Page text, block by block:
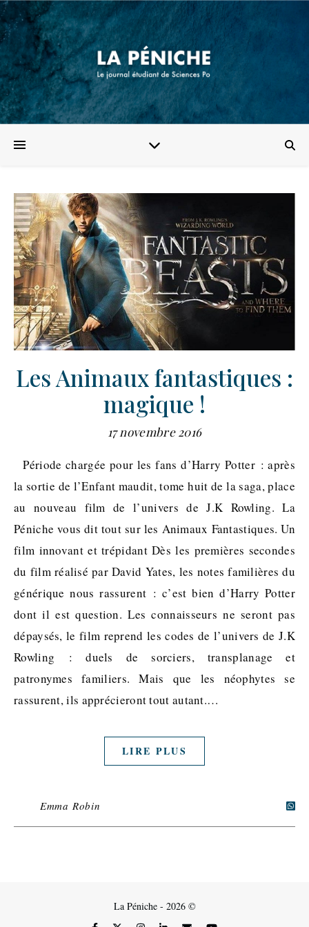
Les Animaux fantastiques :
magique !
17 novembre 2016
Période chargée pour les fans d’Harry Potter : après
la sortie de l’Enfant maudit, tome huit de la saga, place
au nouveau film de l’univers de J.K Rowling. La
Péniche vous dit tout sur les Animaux Fantastiques. Un
film innovant et trépidant Dès les premières secondes
du film réalisé par David Yates, les notes familières du
générique nous rassurent : c’est bien d’Harry Potter
dont il est question. Les connaisseurs ne seront pas
dépaysés, le film reprend les codes de l’univers de J.K
Rowling : duels de sorciers, transplanage et
patronymes familiers. Mais que les néophytes se
rassurent, ils apprécieront tout autant.…
LIRE PLUS
Emma Robin
La Péniche - 2026 ©